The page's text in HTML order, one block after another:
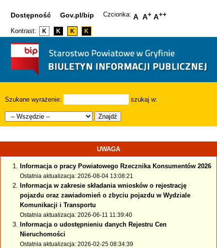
Dostępność Gov.pl/bip Czcionka: A A+ A++
Kontrast: K K K K
Szukane wyrażenie: szukaj w:
Znajdź
UWAGA
Informacja o pracy Powiatowego Rzecznika Konsumentów 2026
Ostatnia aktualizacja: 2026-08-04 13:08:21
Informacja w zakresie składania wniosków o rejestrację
pojazdu oraz zawiadomień o zbyciu pojazdu w Wydziale
Komunikacji i Transportu
Ostatnia aktualizacja: 2026-06-11 11:39:40
Informacja o udostępnieniu danych Rejestru Cen
Nieruchomości
Ostatnia aktualizacja: 2026-02-25 08:34:39